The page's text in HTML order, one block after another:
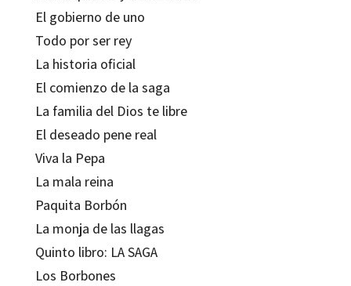
El gobierno de uno
Todo por ser rey
La historia oficial
El comienzo de la saga
La familia del Dios te libre
El deseado pene real
Viva la Pepa
La mala reina
Paquita Borbón
La monja de las llagas
Quinto libro: LA SAGA
Los Borbones